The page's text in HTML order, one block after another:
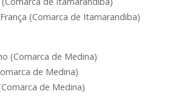
(Comarca de Itamarandiba)
(Comarca de Medina)
de Medina)
de Medina)